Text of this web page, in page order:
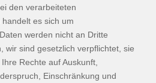
den verarbeiteten
es sich um
werden nicht an Dritte
wir sind gesetzlich verpflichtet, sie
Rechte auf Auskunft,
Einschränkung und